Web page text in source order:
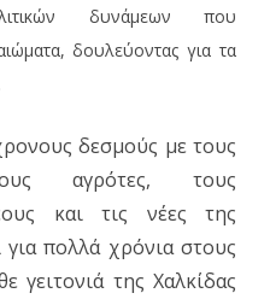
δυνάμεων που
δουλεύοντας για τα
δεσμούς με τους
αγρότες, τους
και τις νέες της
πολλά χρόνια στους
γειτονιά της Χαλκίδας